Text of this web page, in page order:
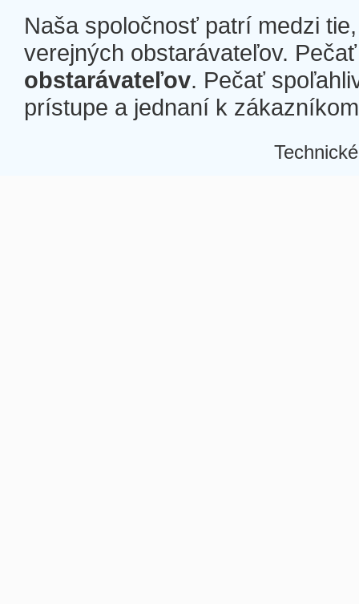
Naša spoločnosť patrí medzi
verejných obstarávateľov.
obstarávateľov. Pečať
prístupe a jednaní k